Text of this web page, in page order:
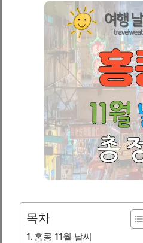
목차
홍콩 11월 날씨